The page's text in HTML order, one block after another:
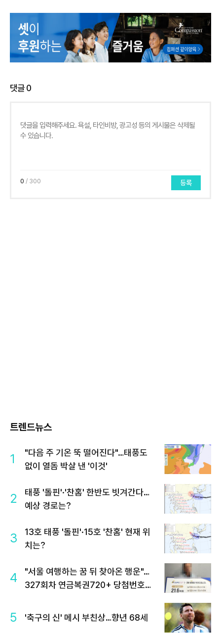
댓글0
0 / 300 등록
트렌드뉴스
1
"다음 주 기온 뚝 떨어진다"…태풍도
없이 열돔 박살 낸 '이것'
2
태풍 '돌핀'·'찬홈' 한반도 빗겨간다…
예상 경로는?
3
13호 태풍 '돌핀'·15호 '찬홈' 현재 위
치는?
4
"서울 여행하는 꿈 뒤 찾아온 행운"…
327회차 연금복권720+ 당첨번호조
5 '축구의 신' 메시 부친상…향년 68세